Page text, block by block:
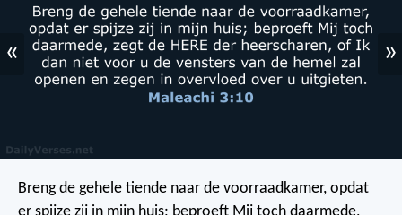
« »
Breng de gehele tiende naar de voorraadkamer, opdat